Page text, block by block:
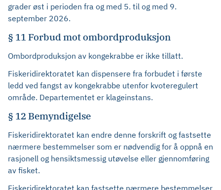
grader øst i perioden fra og med 5. til og med 9.
september 2026.
§ 11 Forbud mot ombordproduksjon
Ombordproduksjon av kongekrabbe er ikke tillatt.
Fiskeridirektoratet kan dispensere fra forbudet i første
ledd ved fangst av kongekrabbe utenfor kvoteregulert
område. Departementet er klageinstans.
§ 12 Bemyndigelse
Fiskeridirektoratet kan endre denne forskrift og fastsette
nærmere bestemmelser som er nødvendig for å oppnå en
rasjonell og hensiktsmessig utøvelse eller gjennomføring
av fisket.
Fiskeridirektoratet kan fastsette nærmere bestemmelser